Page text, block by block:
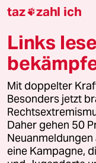
Downloads für
© 2026 taz Verlags
Alle Rechte vorbehalten.
wenden Sie sich bitte an
Feedback
Leitlinie Informant
taz zahl ich
Links
Mit doppelter
Besonders jetzt
Daher gehen 50
Neuanmeldungen
eine Kampagne,